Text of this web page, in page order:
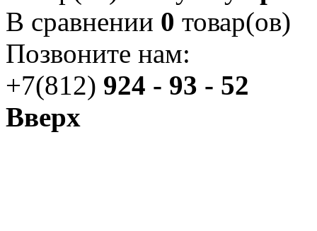
В сравнении 0 товар(ов)
Позвоните нам:
+7(812) 924 - 93 - 52
Вверх